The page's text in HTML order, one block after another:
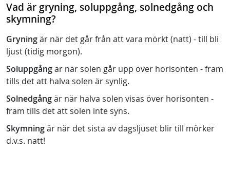
Vad är gryning, soluppgång, solnedgång och
skymning?
Gryningär när det går från att vara mörkt (natt) - till bli
ljust (tidig morgon).
Soluppgångär när solen går upp över horisonten - fram
tills det att halva solen är synlig.
Solnedgångär när halva solen visas över horisonten -
fram tills det att solen inte syns.
Skymningär när det sista av dagsljuset blir till mörker
d.v.s. natt!